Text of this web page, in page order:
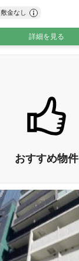
敷金なし
詳細を見る
おすすめ物件